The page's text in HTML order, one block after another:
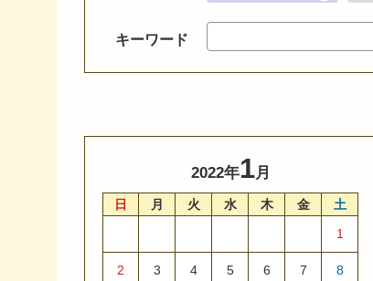
キーワード
2022年1月
日 月 火 水 木 金
土
1
2 3 4 5 6 7 8